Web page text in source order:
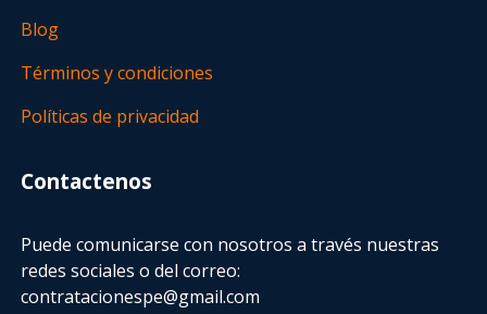
Blog
Términos y condiciones
Políticas de privacidad
Contactenos
Puede comunicarse con nosotros a través nuestras
redes sociales o del correo:
contratacionespe@gmail.com